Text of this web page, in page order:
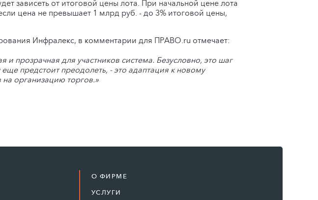
зависеть от итоговой цены лота. При начальной цене лота
цена не превышает 1 млрд руб. - до 3% итоговой цены,
Инфралекс, в комментарии для ПРАВО.ru отмечает:
прозрачная для участников система. Безусловно, это шаг
предстоит преодолеть, - это адаптация к новому
организацию торгов.»
О ФИРМЕ
УСЛУГИ